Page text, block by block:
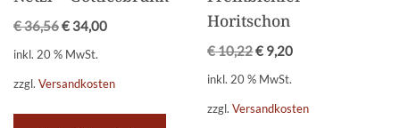
€36,56€ 34,00
inkl. 20 % MwSt.
zzgl. Versandkosten
Horitschon
€10,22€ 9,20
inkl. 20 % MwSt.
zzgl.Versandkosten